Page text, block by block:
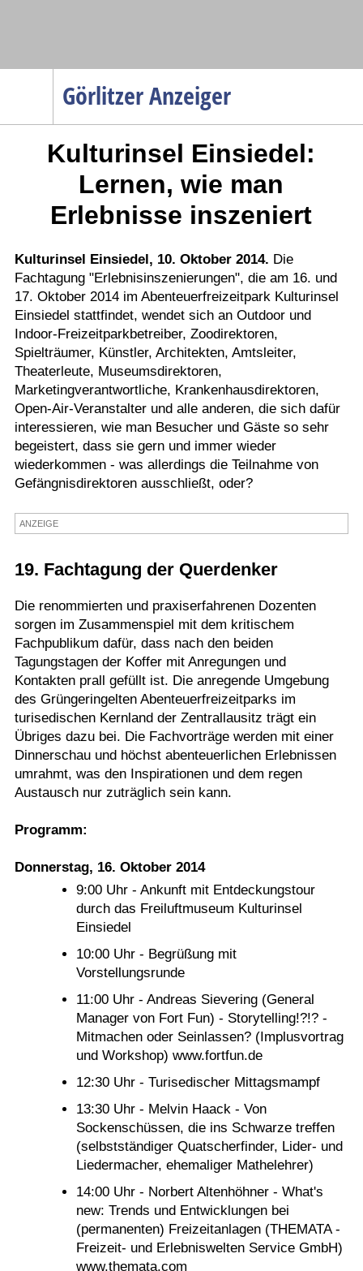
Görlitzer Anzeiger
Menüpunkte
Politik
Gesellschaft
Wirtschaft
Verkehr
Gesundheit
Kultur
Sport
Termine
Kostenlos
Kulturinsel Einsiedel:
Lernen, wie man
Erlebnisse inszeniert
Kulturinsel Einsiedel, 10. Oktober 2014. Die
Fachtagung "Erlebnisinszenierungen", die am 16. und
17. Oktober 2014 im Abenteuerfreizeitpark Kulturinsel
Einsiedel stattfindet, wendet sich an Outdoor und
Indoor-Freizeitparkbetreiber, Zoodirektoren,
Spielträumer, Künstler, Architekten, Amtsleiter,
Theaterleute, Museumsdirektoren,
Marketingverantwortliche, Krankenhausdirektoren,
Open-Air-Veranstalter und alle anderen, die sich dafür
interessieren, wie man Besucher und Gäste so sehr
begeistert, dass sie gern und immer wieder
wiederkommen - was allerdings die Teilnahme von
Gefängnisdirektoren ausschließt, oder?
ANZEIGE
19. Fachtagung der Querdenker
Die renommierten und praxiserfahrenen Dozenten
sorgen im Zusammenspiel mit dem kritischem
Fachpublikum dafür, dass nach den beiden
Tagungstagen der Koffer mit Anregungen und
Kontakten prall gefüllt ist. Die anregende Umgebung
des Grüngeringelten Abenteuerfreizeitparks im
turisedischen Kernland der Zentrallausitz trägt ein
Übriges dazu bei. Die Fachvorträge werden mit einer
Dinnerschau und höchst abenteuerlichen Erlebnissen
umrahmt, was den Inspirationen und dem regen
Austausch nur zuträglich sein kann.
Programm:
Donnerstag, 16. Oktober 2014
9:00 Uhr - Ankunft mit Entdeckungstour
durch das Freiluftmuseum Kulturinsel
Einsiedel
10:00 Uhr - Begrüßung mit
Vorstellungsrunde
11:00 Uhr - Andreas Sievering (General
Manager von Fort Fun) - Storytelling!?!? -
Mitmachen oder Seinlassen? (Implusvortrag
und Workshop) www.fortfun.de
12:30 Uhr - Turisedischer Mittagsmampf
13:30 Uhr - Melvin Haack - Von
Sockenschüssen, die ins Schwarze treffen
(selbstständiger Quatscherfinder, Lider- und
Liedermacher, ehemaliger Mathelehrer)
14:00 Uhr - Norbert Altenhöhner - What's
new: Trends und Entwicklungen bei
(permanenten) Freizeitanlagen (THEMATA -
Freizeit- und Erlebniswelten Service GmbH)
www.themata.com